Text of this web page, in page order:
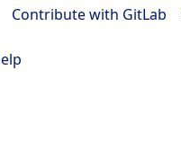
Contribute with GitLab